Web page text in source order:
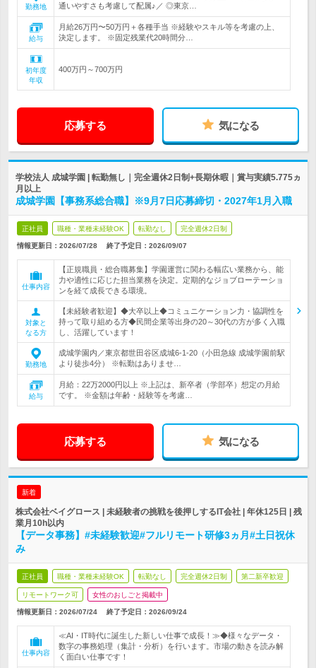
勤務地
通いやすさも考慮して配属♪／ ◎東京…
給与
月給26万円〜50万円＋各種手当 ※経験やスキル等を考慮の上、
決定します。 ※固定残業代20時間分…
初年度
年収
400万円～700万円
応募する 気になる
学校法人 成城学園 | 転勤無し｜完全週休2日制+長期休暇｜賞与実績5.775ヵ
月以上
成城学園【事務系総合職】※9月7日応募締切・2027年1月入職
正社員 職種・業種未経験OK 転勤なし 完全週休2日制
情報更新日：2026/07/28 終了予定日：2026/09/07
仕事内容
【正規職員・総合職募集】学園運営に関わる幅広い業務から、能
力や適性に応じた担当業務を決定。定期的なジョブローテーショ
ンを経て成長できる環境。
対象と
なる方
【未経験者歓迎】◆大卒以上◆コミュニケーション力・協調性を
持って取り組める方◆民間企業等出身の20～30代の方が多く入職
し、活躍しています！
勤務地
成城学園内／東京都世田谷区成城6-1-20（小田急線 成城学園前駅
より徒歩4分） ※転勤はありませ…
給与
月給：22万2000円以上 ※上記は、新卒者（学部卒）想定の月給
です。 ※金額は年齢・経験等を考慮…
応募する 気になる
新着
株式会社ベイグロース | 未経験者の挑戦を後押しするIT会社 | 年休125日 | 残
業月10h以内
【データ事務】#未経験歓迎#フルリモート研修3ヵ月#土日祝休
み
正社員 職種・業種未経験OK 転勤なし 完全週休2日制 第二新卒歓迎
リモートワーク可 女性のおしごと掲載中
情報更新日：2026/07/24 終了予定日：2026/09/24
仕事内容
≪AI・IT時代に誕生した新しい仕事で成長！≫◆様々なデータ・
数字の事務処理（集計・分析）を行います。市場の動きを読み解
く面白い仕事です！